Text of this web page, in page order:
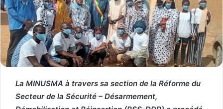
La MINUSMA à travers sa section de la Réforme du
Secteur de la Sécurité – Désarmement,